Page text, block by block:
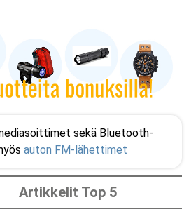
sekä Bluetooth-
auton FM-lähettimet
Artikkelit Top 5